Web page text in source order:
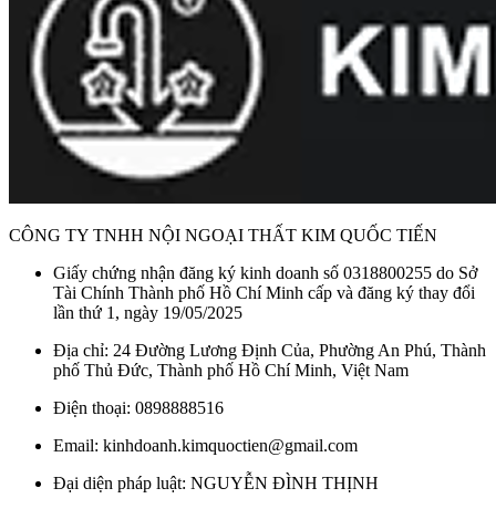
Danh mục:Thiết Bị Vệ Sinh /Bồn Cầu /Bệt Inax /Bồn
Cầu INAX 2 Khối
Thương hiệu:Thiết Bị Vệ Sinh INAX
CÔNG TY TNHH NỘI NGOẠI THẤT KIM QUỐC TIẾN
Giấy chứng nhận đăng ký kinh doanh số 0318800255 do Sở
Tài Chính Thành phố Hồ Chí Minh cấp và đăng ký thay đổi
lần thứ 1, ngày 19/05/2025
Địa chỉ: 24 Đường Lương Định Của, Phường An Phú, Thành
phố Thủ Đức, Thành phố Hồ Chí Minh, Việt Nam
Điện thoại: 0898888516
Email: kinhdoanh.kimquoctien@gmail.com
Đại diện pháp luật: NGUYỄN ĐÌNH THỊNH